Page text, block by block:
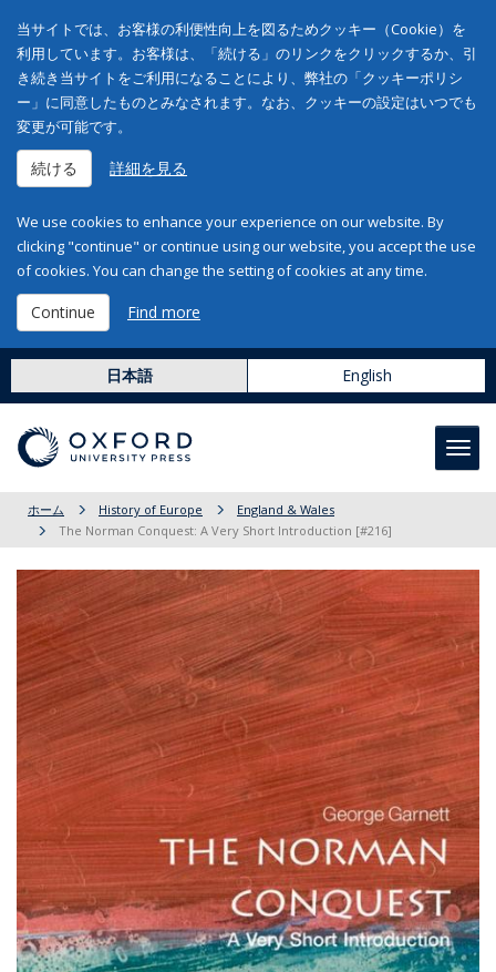
当サイトでは、お客様の利便性向上を図るためクッキー（Cookie）を
利用しています。お客様は、「続ける」のリンクをクリックするか、引
き続き当サイトをご利用になることにより、弊社の「クッキーポリシ
ー」に同意したものとみなされます。なお、クッキーの設定はいつでも
変更が可能です。
続ける 詳細を見る
We use cookies to enhance your experience on our website. By
clicking "continue" or continue using our website, you accept the use
of cookies. You can change the setting of cookies at any time.
Continue Find more
日本語 English
ホーム History of Europe
England & Wales
The Norman Conquest: A Very Short Introduction [#216]